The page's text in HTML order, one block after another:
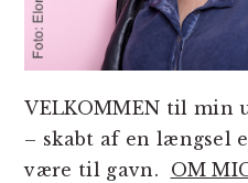
VELKOMMEN til min
– skabt af en længsel
være til gavn. OM